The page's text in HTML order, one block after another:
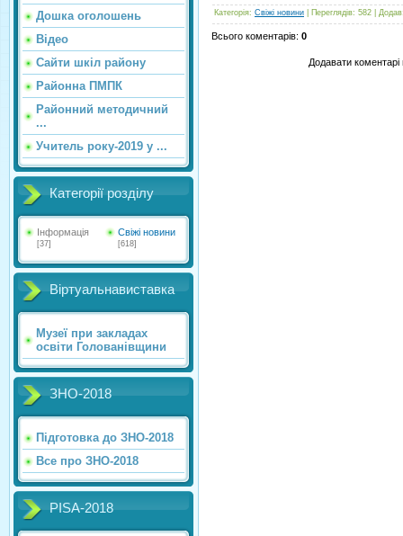
Дошка оголошень
Відео
Сайти шкіл району
Районна ПМПК
Районний методичний
...
Учитель року-2019 у ...
Категорії розділу
Інформація
[37]
Свіжі новини
[618]
Віртуальнавиставка
Музеї при закладах
освіти Голованівщини
ЗНО-2018
Підготовка до ЗНО-2018
Все про ЗНО-2018
PISA-2018
Категорія: Свіжі новини Переглядів: 582 Додав
Всього коментарів: 0
Додавати